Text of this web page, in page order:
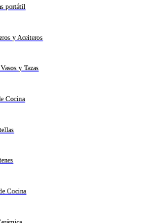
portátil
y Aceiteros
y Tazas
Cocina
Cocina